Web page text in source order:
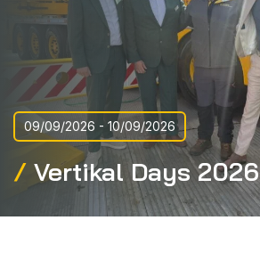
애프터서비스
회사 소개
홈
09/09/2026 - 10/09/2026
Vertikal Days 2026